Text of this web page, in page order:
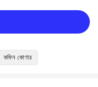
কফিন কোণার